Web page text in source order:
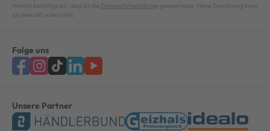
Hiermit bestätige ich, dass ich die Datenschutzerklärung gelesen habe. Meine Einwilligung kann
ich jederzeit widerrufen.
Folge uns
Unsere Partner